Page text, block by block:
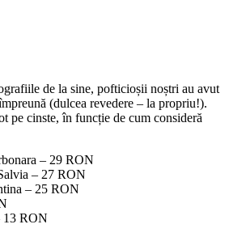
de la sine, pofticioșii noștri au avut
(dulcea revedere – la propriu!).
pe cinste, în funcție de cum consideră
– 29 RON
– 27 RON
– 25 RON
13 RON